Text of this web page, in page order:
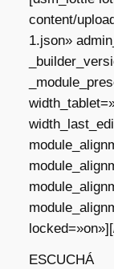
content/
1.json»
ESCUCHÁ